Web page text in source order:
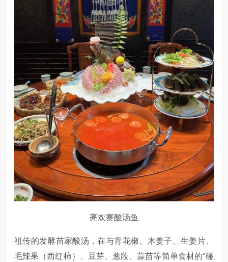
亮欢寨酸汤鱼
祖传的发酵苗家酸汤，在与青花椒、木姜子、生姜片、
毛辣果（西红柿）、豆芽、葱段、蒜苗等简单食材的“碰